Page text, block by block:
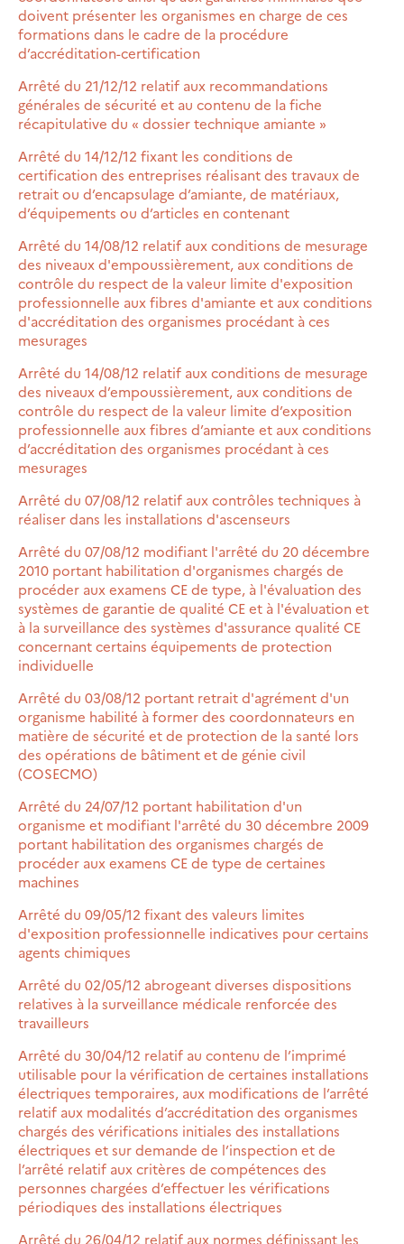
doivent présenter les organismes en charge de ces
formations dans le cadre de la procédure
d’accréditation-certification
Arrêté du 21/12/12 relatif aux recommandations
générales de sécurité et au contenu de la fiche
récapitulative du « dossier technique amiante »
Arrêté du 14/12/12 fixant les conditions de
certification des entreprises réalisant des travaux de
retrait ou d’encapsulage d’amiante, de matériaux,
d’équipements ou d’articles en contenant
Arrêté du 14/08/12 relatif aux conditions de mesurage
des niveaux d'empoussièrement, aux conditions de
contrôle du respect de la valeur limite d'exposition
professionnelle aux fibres d'amiante et aux conditions
d'accréditation des organismes procédant à ces
mesurages
Arrêté du 14/08/12 relatif aux conditions de mesurage
des niveaux d’empoussièrement, aux conditions de
contrôle du respect de la valeur limite d’exposition
professionnelle aux fibres d’amiante et aux conditions
d’accréditation des organismes procédant à ces
mesurages
Arrêté du 07/08/12 relatif aux contrôles techniques à
réaliser dans les installations d'ascenseurs
Arrêté du 07/08/12 modifiant l'arrêté du 20 décembre
2010 portant habilitation d'organismes chargés de
procéder aux examens CE de type, à l'évaluation des
systèmes de garantie de qualité CE et à l'évaluation et
à la surveillance des systèmes d'assurance qualité CE
concernant certains équipements de protection
individuelle
Arrêté du 03/08/12 portant retrait d'agrément d'un
organisme habilité à former des coordonnateurs en
matière de sécurité et de protection de la santé lors
des opérations de bâtiment et de génie civil
(COSECMO)
Arrêté du 24/07/12 portant habilitation d'un
organisme et modifiant l'arrêté du 30 décembre 2009
portant habilitation des organismes chargés de
procéder aux examens CE de type de certaines
machines
Arrêté du 09/05/12 fixant des valeurs limites
d'exposition professionnelle indicatives pour certains
agents chimiques
Arrêté du 02/05/12 abrogeant diverses dispositions
relatives à la surveillance médicale renforcée des
travailleurs
Arrêté du 30/04/12 relatif au contenu de l’imprimé
utilisable pour la vérification de certaines installations
électriques temporaires, aux modifications de l’arrêté
relatif aux modalités d’accréditation des organismes
chargés des vérifications initiales des installations
électriques et sur demande de l’inspection et de
l’arrêté relatif aux critères de compétences des
personnes chargées d’effectuer les vérifications
périodiques des installations électriques
Arrêté du 26/04/12 relatif aux normes définissant les